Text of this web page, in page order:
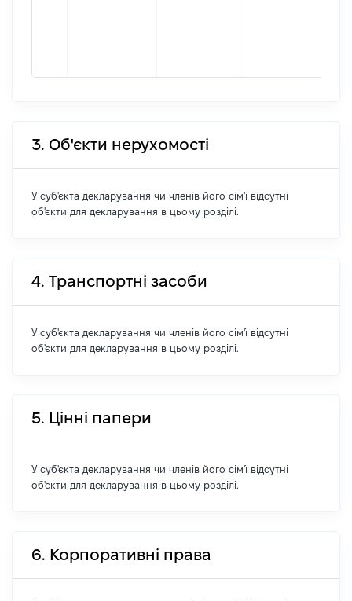
3. Об'єкти нерухомості
У суб'єкта декларування чи членів його сім'ї відсутні
об'єкти для декларування в цьому розділі.
4. Транспортні засоби
У суб'єкта декларування чи членів його сім'ї відсутні
об'єкти для декларування в цьому розділі.
5. Цінні папери
У суб'єкта декларування чи членів його сім'ї відсутні
об'єкти для декларування в цьому розділі.
6. Корпоративні права